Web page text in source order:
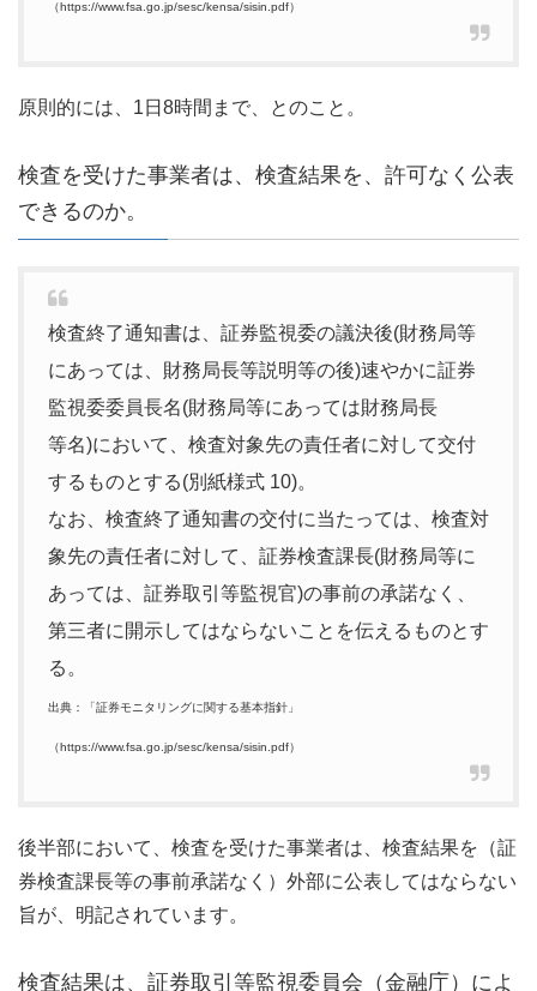
（https://www.fsa.go.jp/sesc/kensa/sisin.pdf）
原則的には、1日8時間まで、とのこと。
検査を受けた事業者は、検査結果を、許可なく公表
できるのか。
検査終了通知書は、証券監視委の議決後(財務局等
にあっては、財務局長等説明等の後)速やかに証券
監視委委員長名(財務局等にあっては財務局長
等名)において、検査対象先の責任者に対して交付
するものとする(別紙様式 10)。
なお、検査終了通知書の交付に当たっては、検査対
象先の責任者に対して、証券検査課長(財務局等に
あっては、証券取引等監視官)の事前の承諾なく、
第三者に開示してはならないことを伝えるものとす
る。
出典：「証券モニタリングに関する基本指針」
（https://www.fsa.go.jp/sesc/kensa/sisin.pdf）
後半部において、検査を受けた事業者は、検査結果を（証
券検査課長等の事前承諾なく）外部に公表してはならない
旨が、明記されています。
検査結果は、証券取引等監視委員会（金融庁）によ